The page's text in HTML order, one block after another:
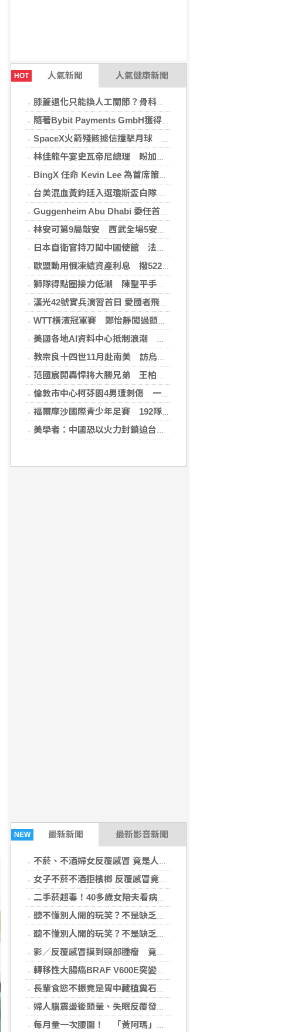
HOT 人氣新聞 人氣健康新聞
膝蓋退化只能換人工關節？骨科醫師解析「退化性關節炎」治療評估
隨著Bybit Payments GmbH獲得電子貨幣機構牌照，Bybit.eu進一步拓展其在歐洲的業務布局
SpaceX火箭殘骸據信撞擊月球 無即時畫面暫難確認
林佳龍午宴史瓦帝尼總理 盼加強各領域雙邊合作
BingX 任命 Kevin Lee 為首席策略長，加速推進多資產、以用戶為核心的發展願景
台美混血黃鈞廷入選瓊斯盃白隊 榮幸披台灣戰袍
Guggenheim Abu Dhabi 委任首任館長
林安可第9局敲安 西武全場5安遭羅德完封
日本自衛官持刀闖中國使館 法庭上稱促中國改變外交
歐盟動用俄凍結資產利息 撥522億元援助烏克蘭
獅隊得點圈接力低潮 陳聖平手感冷到結霜
漢光42號實兵演習首日 愛國者飛彈車高雄罕見現蹤
WTT橫濱冠軍賽 鄭怡靜闖過頭關晉女單16強
美國各地AI資料中心抵制浪潮 川普指控北京煽動
教宗良十四世11月赴南美 訪烏拉圭、阿根廷和秘魯
范國宸開轟悍將大勝兄弟 王柏融再見安雄鷹擒猿
倫敦市中心柯芬園4男遭刺傷 一女涉持械攻擊被捕
福爾摩沙國際青少年足賽 192隊參賽規模創新高
美學者：中國恐以火力封鎖迫台屈服 降低國際介入可能
NEW 最新新聞 最新影音新聞
不菸、不酒婦女反覆感冒 竟是人類乳突病毒(HPV)引起口咽癌轉移淋巴結
女子不菸不酒拒檳榔 反覆感冒竟是口咽癌
二手菸超毒！40多歲女陪夫看病醫一句「妳風險更高」 意外查出肺腺癌
聽不懂別人開的玩笑？不是缺乏幽默感，可能是阿茲海默前兆
聽不懂別人開的玩笑？不是缺乏幽默感，可能阿茲海默前兆
影／反覆感冒摸到頸部腫瘤 竟是HPV引發口咽癌轉移
轉移性大腸癌BRAF V600E突變 新選擇雙標靶治療！為什麼需用2種標靶藥？
長輩食慾不振竟是胃中藏植糞石？醫用「可樂」化解危機
婦人腦震盪後頭暈、失眠反覆發作，奇美醫院中醫辨證搭配雷射針灸改善
每月量一次腰圍！ 「黃阿瑪」陪你一起遠離代謝症候群！